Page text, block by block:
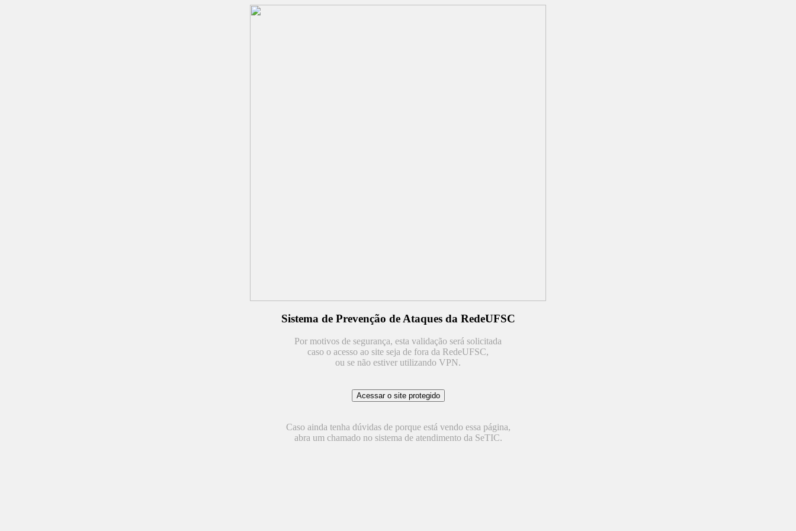
Sistema de Prevenção de Ataques da RedeUFSC
Por motivos de segurança, esta validação será solicitada
caso o acesso ao site seja de fora da RedeUFSC,
ou se não estiver utilizando VPN.
Caso ainda tenha dúvidas de porque está vendo essa página,
abra um chamado no sistema de atendimento da SeTIC.